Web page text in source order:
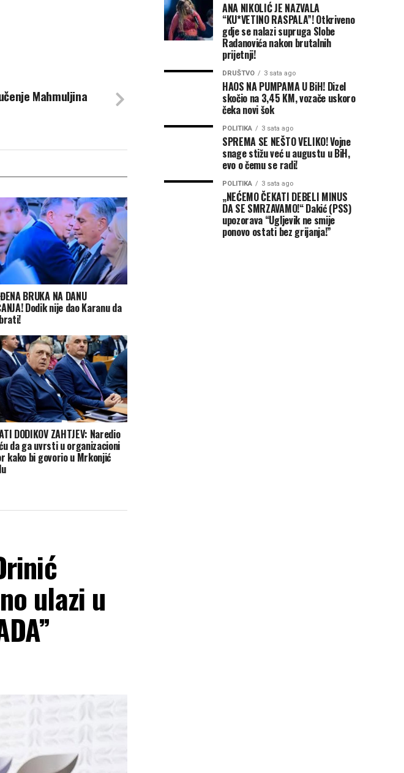
Mahmuljina
BRUKA NA DANU
Dodik nije dao Karanu da
DODIKOV ZAHTJEV: Naredio
da ga uvrsti u organizacioni
kako bi govorio u Mrkonjić
ulazi u
ANA NIKOLIĆ JE NAZVALA
“KU*VETINO RASPALA”! Otkriveno
gdje se nalazi supruga Slobe
Radanovića nakon brutalnih
prijetnji!
DRUŠTVO 3 sata ago
HAOS NA PUMPAMA U BiH! Dizel
skočio na 3,45 KM, vozače uskoro
čeka novi šok
POLITIKA 3 sata ago
SPREMA SE NEŠTO VELIKO! Vojne
snage stižu već u augustu u BiH,
evo o čemu se radi!
POLITIKA 3 sata ago
„NEĆEMO ČEKATI DEBELI MINUS
DA SE SMRZAVAMO!“ Dakić (PSS)
upozorava “Ugljevik ne smije
ponovo ostati bez grijanja!”